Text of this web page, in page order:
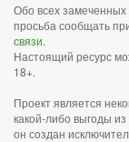
Обо всех
просьба сообщать
связи.
Настоящий ресурс
18+.
Проект является
какой-либо выгоды
он создан